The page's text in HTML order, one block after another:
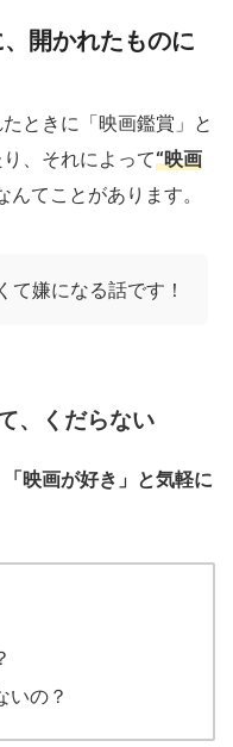
開かれたものに
ときに「映画鑑賞」と
、それによって“映画
てことがあります。
て嫌になる話です！
、くだらない
「映画が好き」と気軽に
いの？